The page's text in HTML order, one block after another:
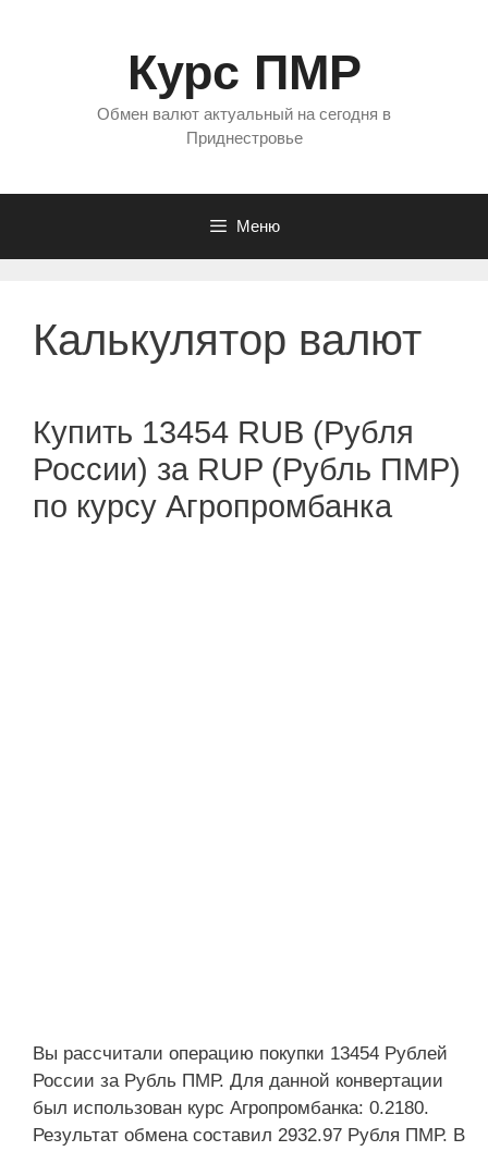
Курс ПМР
Обмен валют актуальный на сегодня в
Приднестровье
Меню
Калькулятор валют
Купить 13454 RUB (Рубля
России) за RUP (Рубль ПМР)
по курсу Агропромбанка
Вы рассчитали операцию покупки 13454 Рублей
России за Рубль ПМР. Для данной конвертации
был использован курс Агропромбанка: 0.2180.
Результат обмена составил 2932.97 Рубля ПМР. В